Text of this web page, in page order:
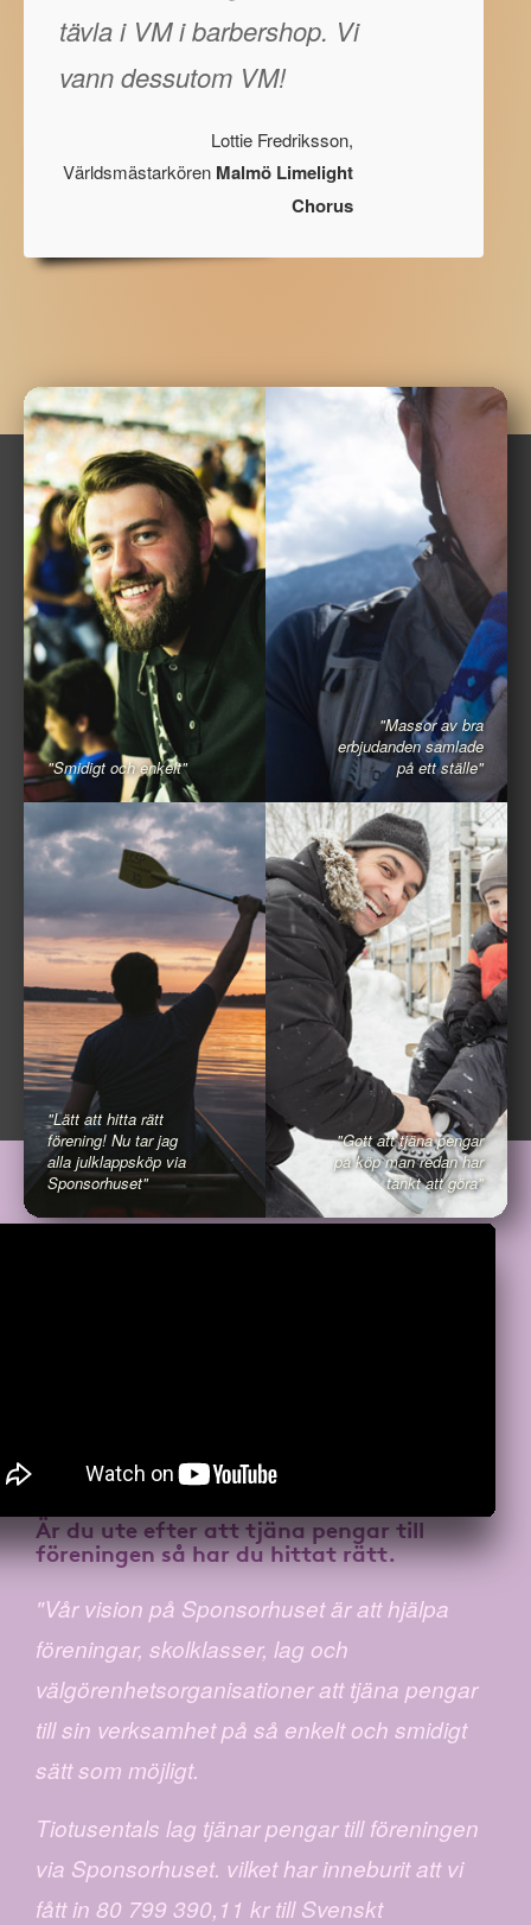
tävla i VM i barbershop. Vi
vann dessutom VM!
Lottie Fredriksson,
Världsmästarkören Malmö Limelight
Chorus
"Smidigt och enkelt"
"Massor av bra
erbjudanden samlade
på ett ställe"
"Lätt att hitta rätt
förening! Nu tar jag
alla julklappsköp via
Sponsorhuset"
"Gott att tjäna pengar
på köp man redan har
tänkt att göra"
Är du ute efter atttjäna pengar till
föreningenså har du hittat rätt.
"Vår vision på Sponsorhuset är att hjälpa
föreningar, skolklasser, lag och
välgörenhetsorganisationer att tjäna pengar
till sin verksamhet på så enkelt och smidigt
sätt som möjligt.
Tiotusentals lag tjänar pengar till föreningen
via Sponsorhuset. vilket har inneburit att vi
fått in 80 799 390,11 kr till Svenskt